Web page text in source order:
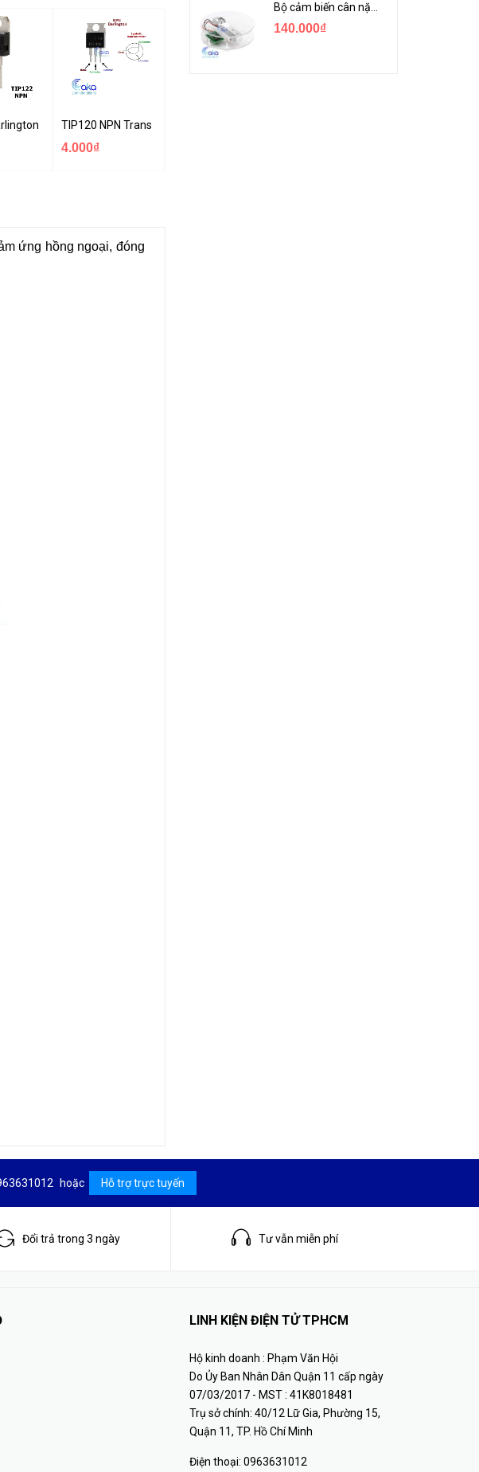
100VNPN Transistor 5A 100V
TIP120 NPN Transistor 5A 60V
4.000₫
ứng hồng ngoại, đóng
Bộ cảm biến cân nặng loadcell 1KG khung mica
140.000₫
hoặc Hỗ trợ trực tuyến
Đổi trả trong 3 ngày Tư vẫn miễn phí
LINH KIỆN ĐIỆN TỬ TPHCM
Hộ kinh doanh : Phạm Văn Hội
Do Ủy Ban Nhân Dân Quận 11 cấp ngày
07/03/2017 - MST : 41K8018481
Trụ sở chính: 40/12 Lữ Gia, Phường 15,
Quận 11, TP. Hồ Chí Minh
Điện thoại: 0963631012